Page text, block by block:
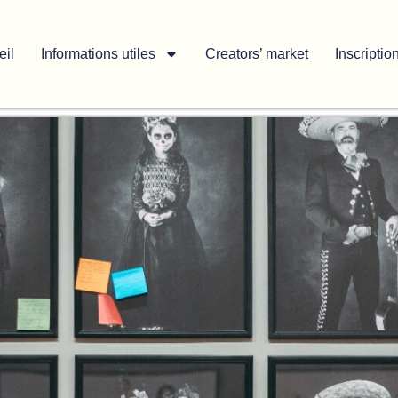
Informations utiles Creators’ market